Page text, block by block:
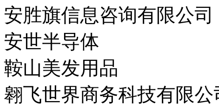
安胜旗信息咨询有限公司
安世半导体
鞍山美发用品
翱飞世界商务科技有限公